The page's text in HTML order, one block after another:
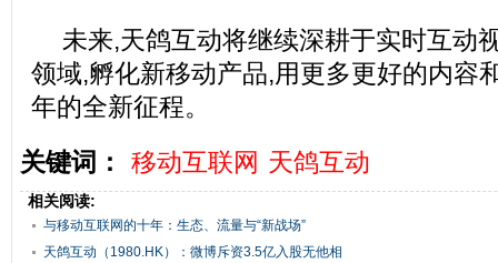
未来,天鸽互动将继续深耕于实时互动
领域,孵化新移动产品,用更多更好的内容
年的全新征程。
关键词：
移动互联网 天鸽互动
相关阅读:
与移动互联网的十年：生态、流量与“新战场”
天鸽互动（1980.HK）：微博斥资3.5亿入股无他相